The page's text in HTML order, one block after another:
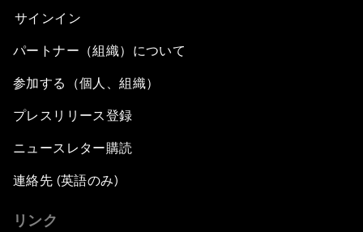
サインイン
パートナー（組織）について
参加する（個人、組織）
プレスリリース登録
ニュースレター購読
連絡先 (英語のみ)
リンク